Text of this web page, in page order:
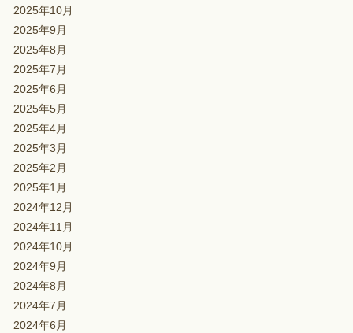
2025年10月
2025年9月
2025年8月
2025年7月
2025年6月
2025年5月
2025年4月
2025年3月
2025年2月
2025年1月
2024年12月
2024年11月
2024年10月
2024年9月
2024年8月
2024年7月
2024年6月